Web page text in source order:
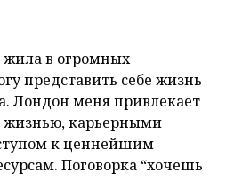
жила в огромных
представить себе жизнь
Лондон меня привлекает
жизнью, карьерными
к ценнейшим
Поговорка “хочешь